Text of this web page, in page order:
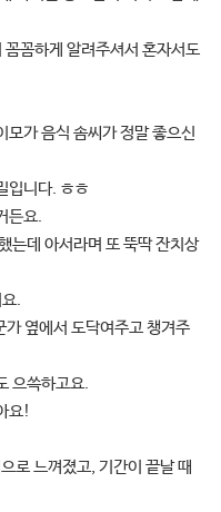
꼼하게 알려주셔서 혼자서도
모가 음식 솜씨가 정말 좋으신
입니다. ㅎㅎ
든요.
는데 아서라며 또 뚝딱 잔치상
.
옆에서 도닥여주고 챙겨주
으쓱하고요.
요!
로 느껴졌고, 기간이 끝날 때